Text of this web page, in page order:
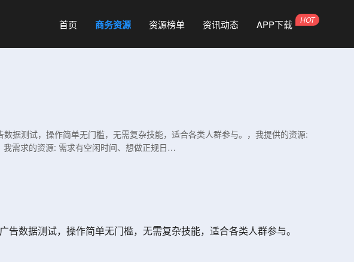
首页 商务资源 资源榜单 资讯动态 APP下载
据测试，操作简单无门槛，无需复杂技能，适合各类人群参与。，我提供的资源:
需求的资源: 需求有空闲时间、想做正规日…
数据测试，操作简单无门槛，无需复杂技能，适合各类人群参与。